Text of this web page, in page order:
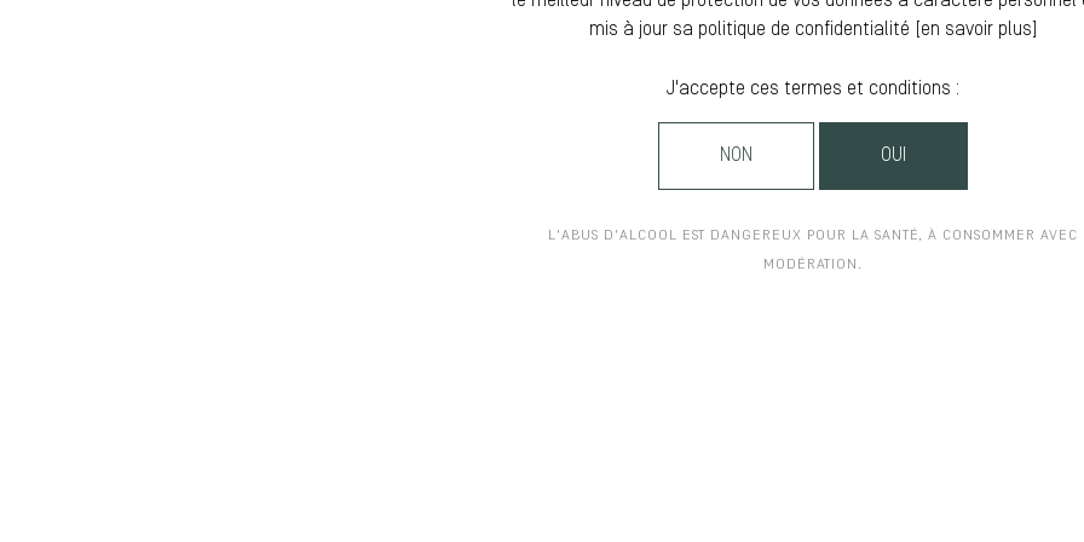
mis à jour sa politique de confidentialité [
en savoir plus
J'accepte ces termes et conditions :
NON OUI
L'ABUS D'ALCOOL EST DANGEREUX POUR LA SANTÉ, À CONSOMMER AVEC
MODÉRATION.